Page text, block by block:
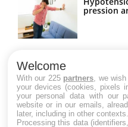
pression
Maladie
Welcome
With our 225 partners , we
your devices (cookies, pixels
your personal data with our
website or in our emails,
later, including in other contexts.
Processing this data